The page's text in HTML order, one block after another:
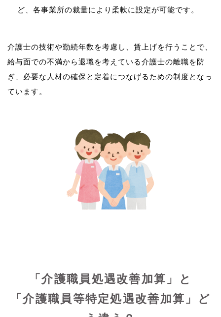
ど、各事業所の裁量により柔軟に設定が可能です。
介護士の技術や勤続年数を考慮し、賃上げを行うことで、
給与面での不満から退職を考えている介護士の離職を防
ぎ、必要な人材の確保と定着につなげるための制度となっ
ています。
「介護職員処遇改善加算」と
「介護職員等特定処遇改善加算」ど